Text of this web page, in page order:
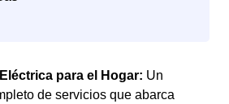
para el Hogar: Un
de servicios que abarca